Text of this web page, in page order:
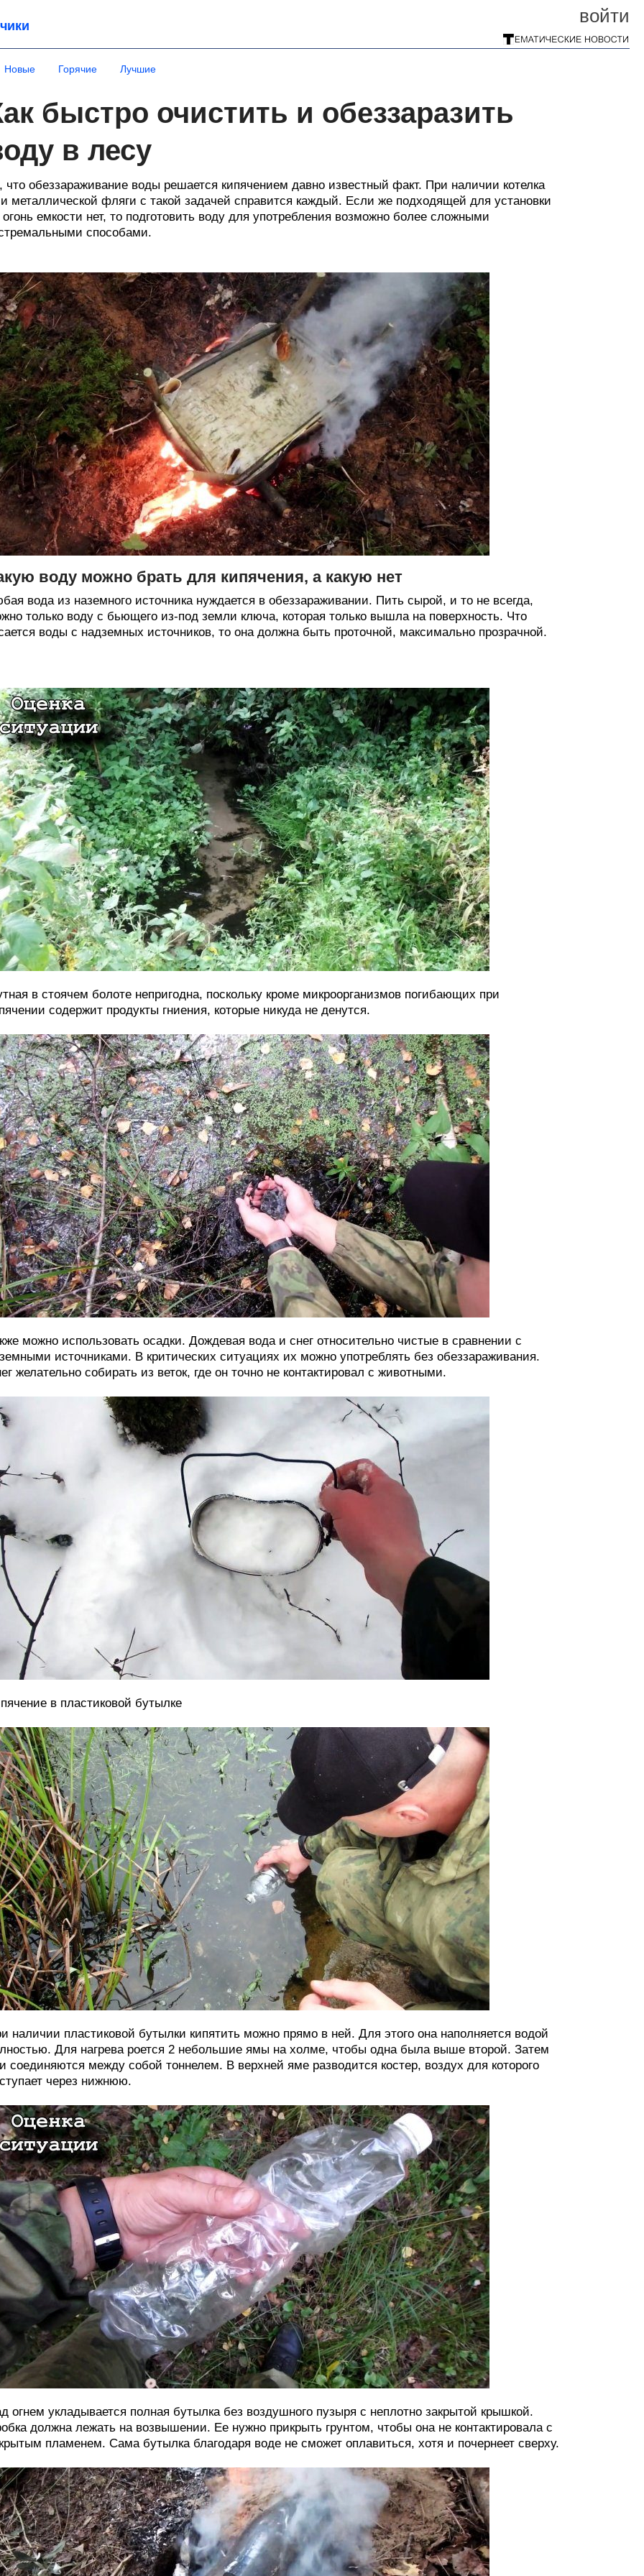
войти
Новые Горячие Лучшие
быстро очистить и обеззаразить
в лесу
что обеззараживание воды решается кипячением давно известный факт. При наличии котелка
металлической фляги с такой задачей справится каждый. Если же подходящей для установки
огонь емкости нет, то подготовить воду для употребления возможно более сложными
способами.
воду можно брать для кипячения, а какую нет
вода из наземного источника нуждается в обеззараживании. Пить сырой, и то не всегда,
только воду с бьющего из-под земли ключа, которая только вышла на поверхность. Что
воды с надземных источников, то она должна быть проточной, максимально прозрачной.
в стоячем болоте непригодна, поскольку кроме микроорганизмов погибающих при
содержит продукты гниения, которые никуда не денутся.
можно использовать осадки. Дождевая вода и снег относительно чистые в сравнении с
источниками. В критических ситуациях их можно употреблять без обеззараживания.
желательно собирать из веток, где он точно не контактировал с животными.
в пластиковой бутылке
наличии пластиковой бутылки кипятить можно прямо в ней. Для этого она наполняется водой
Для нагрева роется 2 небольшие ямы на холме, чтобы одна была выше второй. Затем
соединяются между собой тоннелем. В верхней яме разводится костер, воздух для которого
через нижнюю.
огнем укладывается полная бутылка без воздушного пузыря с неплотно закрытой крышкой.
должна лежать на возвышении. Ее нужно прикрыть грунтом, чтобы она не контактировала с
пламенем. Сама бутылка благодаря воде не сможет оплавиться, хотя и почернеет сверху.